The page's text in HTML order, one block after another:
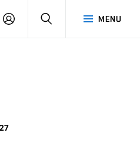
MENU
PŘIHLÁSIT